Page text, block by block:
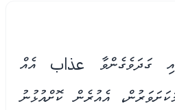
ގަދަވެގެންވާ عذاب އެއް
އެއުރެން ކޮށްއުޅުނު